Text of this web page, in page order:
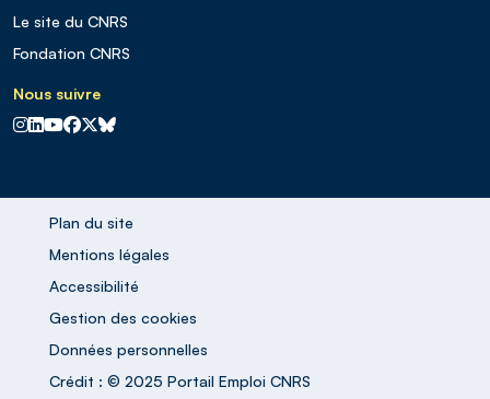
Le site du CNRS
Fondation CNRS
Nous suivre
CNRS sur Instagram
CNRS sur Linkedin
CNRS sur Youtube
CNRS sur Facebook
CNRS sur X
CNRS sur Blus sky
Plan du site
Mentions légales
Accessibilité
Gestion des cookies
Données personnelles
Crédit : © 2025 Portail Emploi CNRS